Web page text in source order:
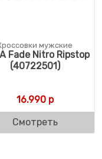
мужские
Fade Nitro Ripstop
(40722501)
16.990р
Смотреть